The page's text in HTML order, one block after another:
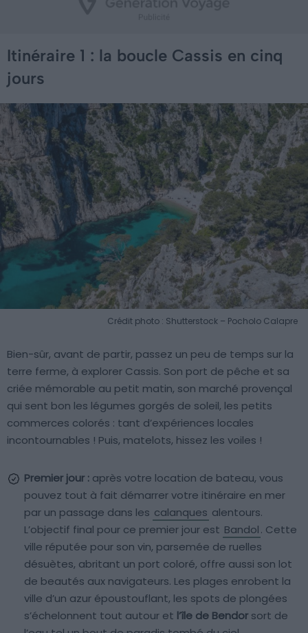
Itinéraire 1 : la boucle Cassis en cinq
jours
Crédit photo : Shutterstock – Pocholo Calapre
Bien-sûr, avant de partir, passez un peu de temps sur la
terre ferme, à explorer Cassis. Son port de pêche et sa
criée mémorable au petit matin, son marché provençal
qui sent bon les légumes gorgés de soleil, les petits
commerces colorés : tant d’expériences locales
incontournables ! Puis, matelots, hissez les voiles !
Premier jour : après votre location de bateau, vous
pouvez tout à fait démarrer votre itinéraire en mer
par un passage dans les calanques alentours.
L’objectif final pour ce premier jour est Bandol. Cette
ville réputée pour son vin, parsemée de ruelles
désuètes, abritant un port coloré, offre aussi son lot
de beautés aux navigateurs. Les plages enrobent la
ville d’un azur époustouflant, les spots de plongées
s’échelonnent tout autour et l’île de Bendor sort de